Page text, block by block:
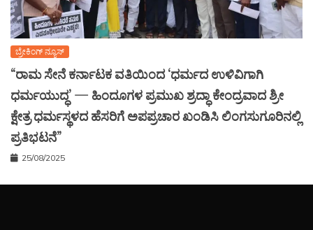
ಬ್ರೇಕಿಂಗ್ ನ್ಯೂಸ್
“ರಾಮ ಸೇನೆ ಕರ್ನಾಟಕ ವತಿಯಿಂದ ‘ಧರ್ಮದ ಉಳಿವಿಗಾಗಿ
ಧರ್ಮಯುದ್ಧ’ — ಹಿಂದೂಗಳ ಪ್ರಮುಖ ಶ್ರದ್ಧಾ ಕೇಂದ್ರವಾದ ಶ್ರೀ
ಕ್ಷೇತ್ರ ಧರ್ಮಸ್ಥಳದ ಹೆಸರಿಗೆ ಅಪಪ್ರಚಾರ ಖಂಡಿಸಿ ಲಿಂಗಸುಗೂರಿನಲ್ಲಿ
ಪ್ರತಿಭಟನೆ”
25/08/2025